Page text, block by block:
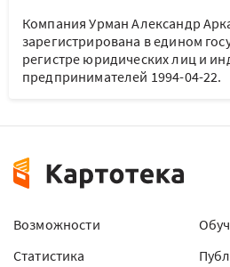
Компания Урман Александр
зарегистрирована в едином
регистре юридических лиц и
предпринимателей 1994-04-22.
Возможности
Статистика